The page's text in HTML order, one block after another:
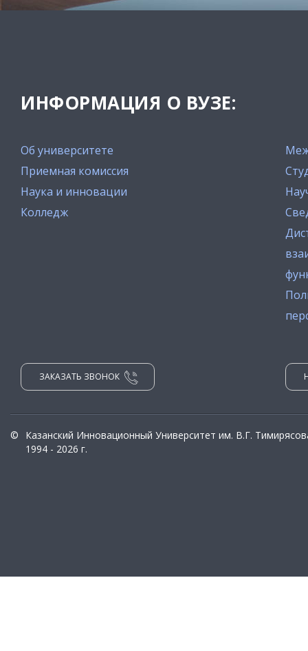
ИНФОРМАЦИЯ О ВУЗЕ:
Об университете
Приемная комиссия
Наука и инновации
Колледж
ЗАКАЗАТЬ ЗВОНОК
©
Казанский Инновационный Университет им. В.Г.
1994 - 2026 г.